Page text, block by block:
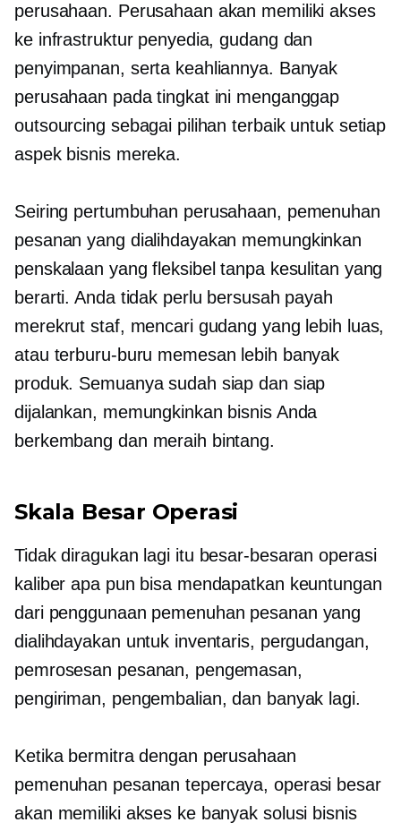
perusahaan. Perusahaan akan memiliki akses
ke infrastruktur penyedia, gudang dan
penyimpanan, serta keahliannya. Banyak
perusahaan pada tingkat ini menganggap
outsourcing sebagai pilihan terbaik untuk setiap
aspek bisnis mereka.
Seiring pertumbuhan perusahaan, pemenuhan
pesanan yang dialihdayakan memungkinkan
penskalaan yang fleksibel tanpa kesulitan yang
berarti. Anda tidak perlu bersusah payah
merekrut staf, mencari gudang yang lebih luas,
atau terburu-buru memesan lebih banyak
produk. Semuanya sudah siap dan siap
dijalankan, memungkinkan bisnis Anda
berkembang dan meraih bintang.
Skala Besar Operasi
Tidak diragukan lagi itu besar-besaran operasi
kaliber apa pun bisa mendapatkan keuntungan
dari penggunaan pemenuhan pesanan yang
dialihdayakan untuk inventaris, pergudangan,
pemrosesan pesanan, pengemasan,
pengiriman, pengembalian, dan banyak lagi.
Ketika bermitra dengan perusahaan
pemenuhan pesanan tepercaya, operasi besar
akan memiliki akses ke banyak solusi bisnis